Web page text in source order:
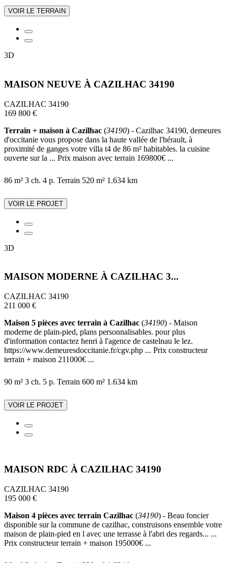
VOIR LE TERRAIN
3D
MAISON NEUVE À CAZILHAC 34190
CAZILHAC 34190
169 800 €
Terrain + maison à Cazilhac (34190) - Cazilhac 34190, demeures
d'occitanie vous propose dans la haute vallée de l'hérault, à
proximité de ganges votre villa t4 de 86 m² habitables. la cuisine
ouverte sur la ... Prix maison avec terrain 169800€ ...
86 m² 3 ch. 4 p. Terrain 520 m² 1.634 km
VOIR LE PROJET
3D
MAISON MODERNE À CAZILHAC 3...
CAZILHAC 34190
211 000 €
Maison 5 pièces avec terrain à Cazilhac (34190) - Maison
moderne de plain-pied, plans personnalisables. pour plus
d'information contactez henri à l'agence de castelnau le lez.
https://www.demeuresdoccitanie.fr/cgv.php ... Prix constructeur
terrain + maison 211000€ ...
90 m² 3 ch. 5 p. Terrain 600 m² 1.634 km
VOIR LE PROJET
MAISON RDC À CAZILHAC 34190
CAZILHAC 34190
195 000 €
Maison 4 pièces avec terrain Cazilhac (34190) - Beau foncier
disponible sur la commune de cazilhac, construisons ensemble votre
maison de plain-pied en l avec une terrasse à l'abri des regards... ...
Prix constructeur terrain + maison 195000€ ...